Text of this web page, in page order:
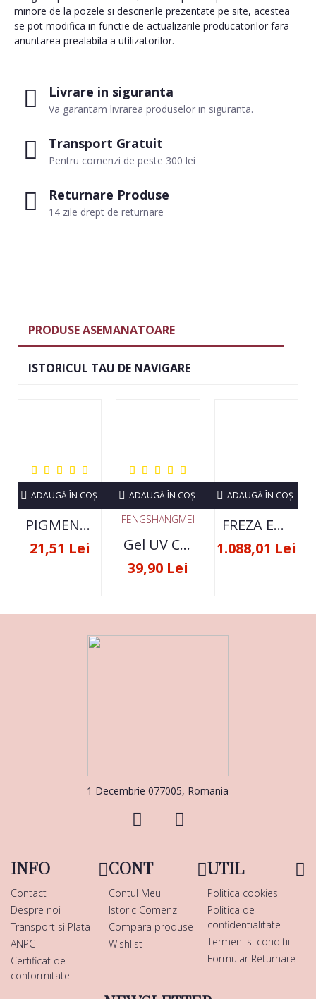
Livrare in siguranta
Va garantam livrarea produselor in siguranta.
Transport Gratuit
Pentru comenzi de peste 300 lei
Returnare Produse
14 zile drept de returnare
minore de la pozele si descrierile prezentate pe site, acestea
se pot modifica in functie de actualizarile producatorilor fara
anuntarea prealabila a utilizatorilor.
PRODUSE ASEMANATOARE
ISTORICUL TAU DE NAVIGARE
PIGMENT NEON SET 12 CULORI
21,51 Lei
ADAUGĂ ÎN COŞ
FENGSHANGMEI
Gel UV Constructie FSM 50ML - 07
39,90 Lei
ADAUGĂ ÎN COŞ
FREZA ELECTRICA STRONG 210 35000 RPM- ORIGINALA
1.088,01 Lei
ADAUGĂ ÎN COŞ
1 Decembrie 077005, Romania
INFO
Contact
Despre noi
Transport si Plata
ANPC
Certificat de
conformitate
CONT
Contul Meu
Istoric Comenzi
Compara produse
Wishlist
UTIL
Politica cookies
Politica de
confidentialitate
Termeni si conditii
Formular Returnare